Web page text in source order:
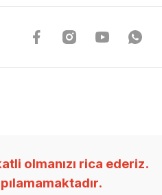
olmanızı rica ederiz.